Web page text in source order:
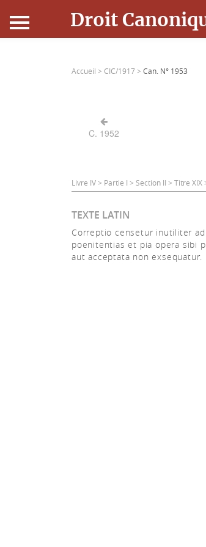
Droit
Connexion
Accueil > CIC/1917 > Can. N° 1953
C. 1952
Livre IV > Partie I > Section II > Titre
TEXTE LATIN
Correptio censetur inutiliter
poenitentias et pia opera sibi
aut acceptata non exsequatur.